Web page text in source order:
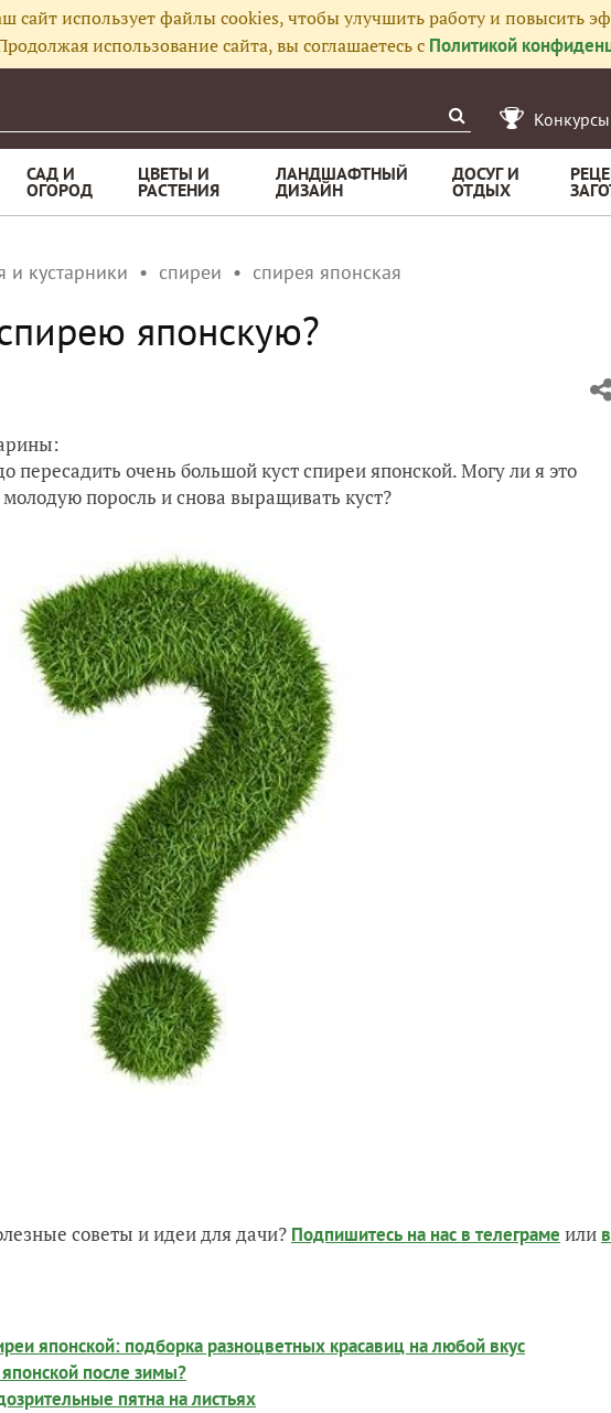
сайт использует файлы cookies, чтобы улучшить работу и повысить
использование сайта, вы соглашаетесь с Политикой
Конкурсы
САД И
ОГОРОД
ЦВЕТЫ И
РАСТЕНИЯ
ЛАНДШАФТНЫЙ
ДИЗАЙН
ДОСУГ И
ОТДЫХ
и кустарники спиреи спирея японская
японскую?
пересадить очень большой куст спиреи японской. Могу ли я это
поросль и снова выращивать куст?
советы и идеи для дачи? Подпишитесь на нас в телеграме или в
японской: подборка разноцветных красавиц на любой вкус
после зимы?
пятна на листьях